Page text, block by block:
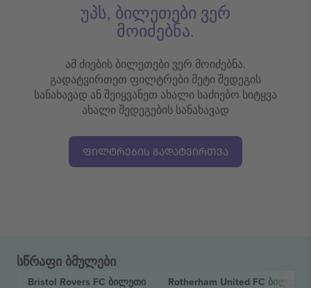
უპს, ბილეთები ვერ
მოიძებნა.
ამ ძიების ბილეთები ვერ მოიძებნა.
გადატვირთეთ ფილტრები მეტი შედეგის
სანახავად ან შეიყვანეთ ახალი საძიებო სიტყვა
ახალი შედეგების სანახავად
ᲤᲘᲚᲢᲠᲔᲑᲘᲡ ᲒᲐᲓᲐᲢᲕᲘᲠᲗᲕᲐ
სწრაფი ბმულები
Bristol Rovers FC ბილეთი Rotherham United FC ბილეთი